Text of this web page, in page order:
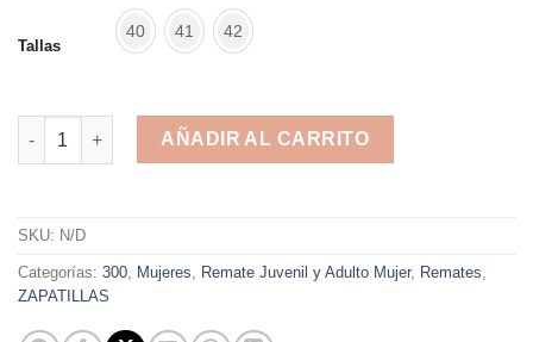
Tallas
40 41 42
Zapatilla Under-Armour 16 cantidad
AÑADIR AL CARRITO
SKU: N/D
Categorías: 300, Mujeres, Remate Juvenil y Adulto Mujer, Remates,
ZAPATILLAS